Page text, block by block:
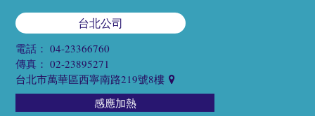
台北公司
電話：04-23366760
傳真：02-23895271
台北市萬華區西寧南路219號8樓
感應加熱